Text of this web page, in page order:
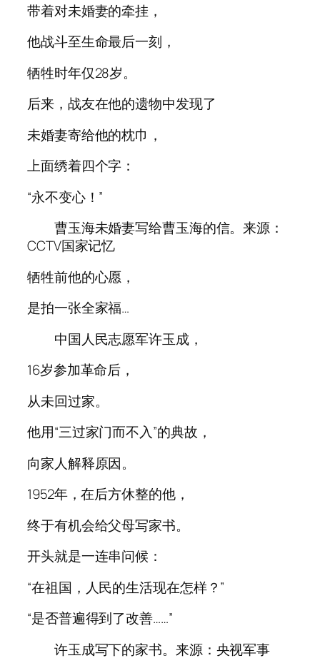
带着对未婚妻的牵挂，
他战斗至生命最后一刻，
牺牲时年仅28岁。
后来，战友在他的遗物中发现了
未婚妻寄给他的枕巾，
上面绣着四个字：
“永不变心！”
曹玉海未婚妻写给曹玉海的信。来源：
CCTV国家记忆
牺牲前他的心愿，
是拍一张全家福…
中国人民志愿军许玉成，
16岁参加革命后，
从未回过家。
他用“三过家门而不入”的典故，
向家人解释原因。
1952年，在后方休整的他，
终于有机会给父母写家书。
开头就是一连串问候：
“在祖国，人民的生活现在怎样？”
“是否普遍得到了改善……”
许玉成写下的家书。来源：央视军事